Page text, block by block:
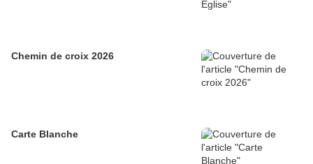
Chemin de croix 2026
Carte Blanche